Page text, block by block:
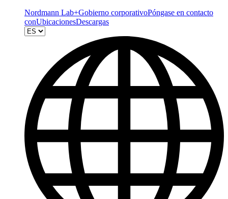
Nordmann Lab+Gobierno corporativoPóngase en contacto
conUbicacionesDescargas